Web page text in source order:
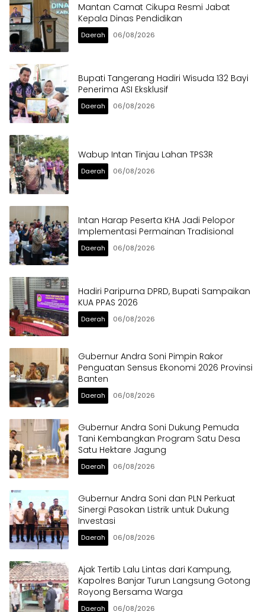
Mantan Camat Cikupa Resmi Jabat
Kepala Dinas Pendidikan
Daerah 06/08/2026
Bupati Tangerang Hadiri Wisuda 132 Bayi
Penerima ASI Eksklusif
Daerah 06/08/2026
Wabup Intan Tinjau Lahan TPS3R
Daerah 06/08/2026
Intan Harap Peserta KHA Jadi Pelopor
Implementasi Permainan Tradisional
Daerah 06/08/2026
Hadiri Paripurna DPRD, Bupati Sampaikan
KUA PPAS 2026
Daerah 06/08/2026
Gubernur Andra Soni Pimpin Rakor
Penguatan Sensus Ekonomi 2026 Provinsi
Banten
Daerah 06/08/2026
Gubernur Andra Soni Dukung Pemuda
Tani Kembangkan Program Satu Desa
Satu Hektare Jagung
Daerah 06/08/2026
Gubernur Andra Soni dan PLN Perkuat
Sinergi Pasokan Listrik untuk Dukung
Investasi
Daerah 06/08/2026
Ajak Tertib Lalu Lintas dari Kampung,
Kapolres Banjar Turun Langsung Gotong
Royong Bersama Warga
Daerah 06/08/2026